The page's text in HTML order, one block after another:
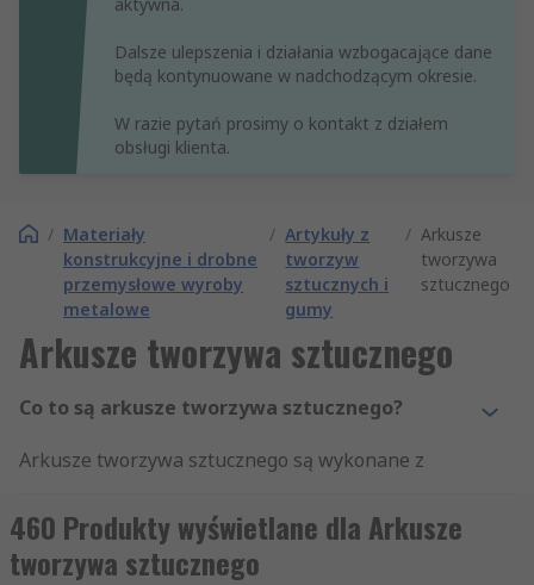
Dalsze ulepszenia i działania wzbogacające dane
będą kontynuowane w nadchodzącym okresie.
W razie pytań prosimy o kontakt z działem
obsługi klienta.
/ Materiały
konstrukcyjne i drobne
przemysłowe wyroby
metalowe
/ Artykuły z
tworzyw
sztucznych i
gumy
/ Arkusze
tworzywa
sztucznego
Arkusze tworzywa sztucznego
Co to są arkusze tworzywa sztucznego?
Arkusze tworzywa sztucznego są wykonane z
materiałów podobnych do tworzywa sztucznego i
nadają się do różnych zastosowań. Są dostępne w
wersji gładkiej lub perforowanej. Są one
460 Produkty wyświetlane dla Arkusze
tworzywa sztucznego